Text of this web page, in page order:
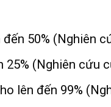
50% (Nghiên
25% (Nghiên cứu
lên đến 99%